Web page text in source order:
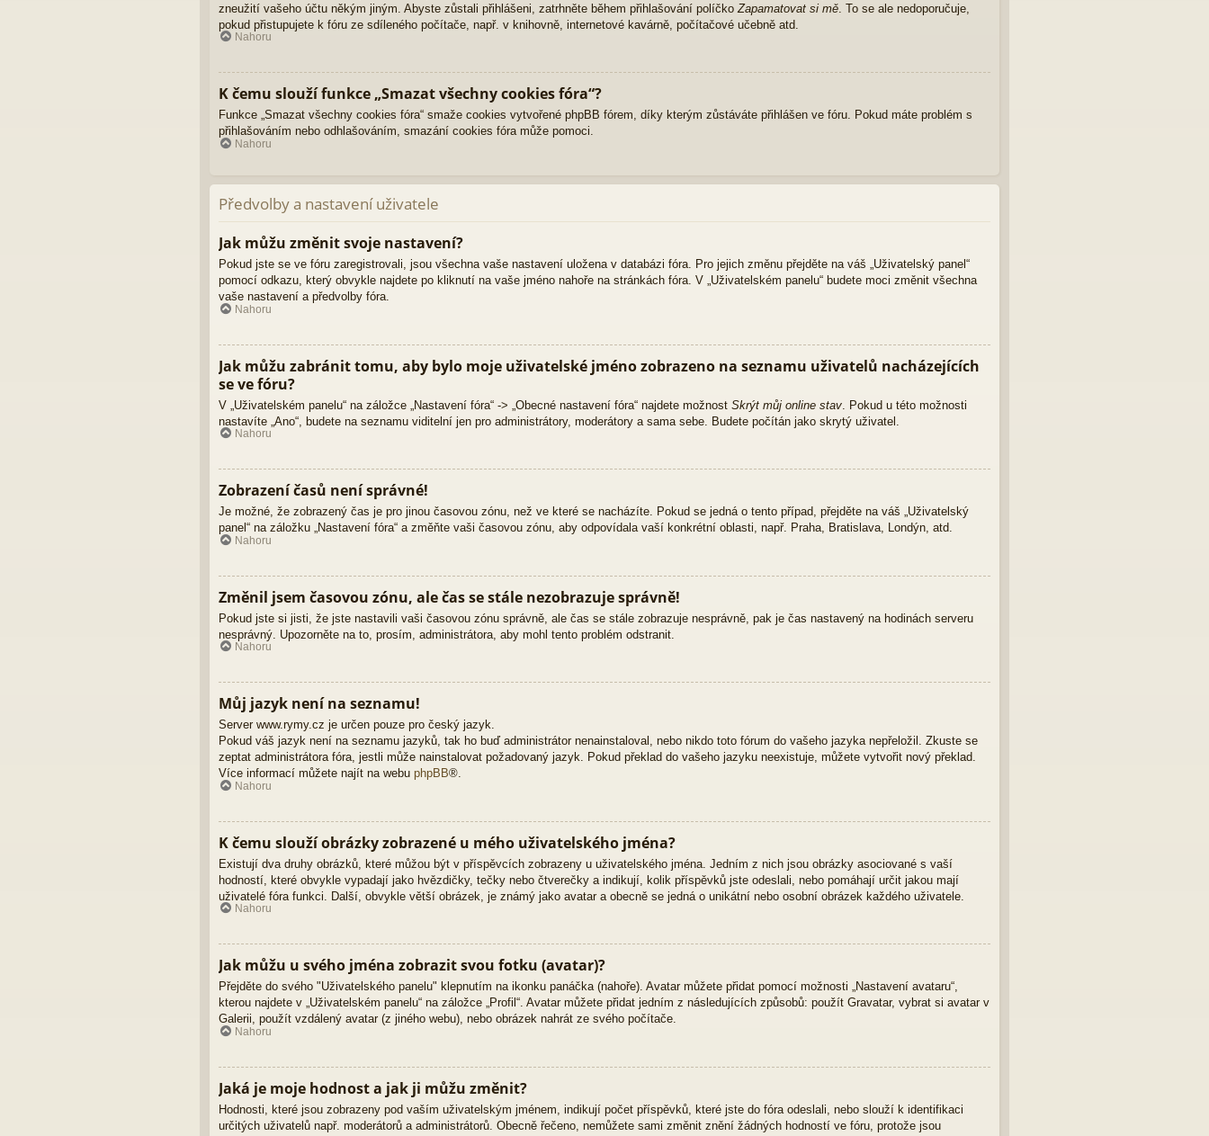
zneužití vašeho účtu někým jiným. Abyste zůstali přihlášeni, zatrhněte během přihlašování políčko Zapamatovat si mě . To se ale nedoporučuje,
pokud přistupujete k fóru ze sdíleného počítače, např. v knihovně, internetové kavárně, počítačové učebně atd.
Nahoru
K čemu slouží funkce „Smazat všechny cookies fóra“?
Funkce „Smazat všechny cookies fóra“ smaže cookies vytvořené phpBB fórem, díky kterým zůstáváte přihlášen ve fóru. Pokud máte problém s
přihlašováním nebo odhlašováním, smazání cookies fóra může pomoci.
Nahoru
Předvolby a nastavení uživatele
Jak můžu změnit svoje nastavení?
Pokud jste se ve fóru zaregistrovali, jsou všechna vaše nastavení uložena v databázi fóra. Pro jejich změnu přejděte na váš „Uživatelský panel“
pomocí odkazu, který obvykle najdete po kliknutí na vaše jméno nahoře na stránkách fóra. V „Uživatelském panelu“ budete moci změnit všechna
vaše nastavení a předvolby fóra.
Nahoru
Jak můžu zabránit tomu, aby bylo moje uživatelské jméno zobrazeno na seznamu uživatelů nacházejících
se ve fóru?
V „Uživatelském panelu“ na záložce „Nastavení fóra“ -> „Obecné nastavení fóra“ najdete možnost Skrýt můj online stav . Pokud u této možnosti
nastavíte „Ano“, budete na seznamu viditelní jen pro administrátory, moderátory a sama sebe. Budete počítán jako skrytý uživatel.
Nahoru
Zobrazení časů není správné!
Je možné, že zobrazený čas je pro jinou časovou zónu, než ve které se nacházíte. Pokud se jedná o tento případ, přejděte na váš „Uživatelský
panel“ na záložku „Nastavení fóra“ a změňte vaši časovou zónu, aby odpovídala vaší konkrétní oblasti, např. Praha, Bratislava, Londýn, atd.
Nahoru
Změnil jsem časovou zónu, ale čas se stále nezobrazuje správně!
Pokud jste si jisti, že jste nastavili vaši časovou zónu správně, ale čas se stále zobrazuje nesprávně, pak je čas nastavený na hodinách serveru
nesprávný. Upozorněte na to, prosím, administrátora, aby mohl tento problém odstranit.
Nahoru
Můj jazyk není na seznamu!
Server www.rymy.cz je určen pouze pro český jazyk.
Pokud váš jazyk není na seznamu jazyků, tak ho buď administrátor nenainstaloval, nebo nikdo toto fórum do vašeho jazyka nepřeložil. Zkuste se
zeptat administrátora fóra, jestli může nainstalovat požadovaný jazyk. Pokud překlad do vašeho jazyku neexistuje, můžete vytvořit nový překlad.
Více informací můžete najít na webu phpBB®.
Nahoru
K čemu slouží obrázky zobrazené u mého uživatelského jména?
Existují dva druhy obrázků, které můžou být v příspěvcích zobrazeny u uživatelského jména. Jedním z nich jsou obrázky asociované s vaší
hodností, které obvykle vypadají jako hvězdičky, tečky nebo čtverečky a indikují, kolik příspěvků jste odeslali, nebo pomáhají určit jakou mají
uživatelé fóra funkci. Další, obvykle větší obrázek, je známý jako avatar a obecně se jedná o unikátní nebo osobní obrázek každého uživatele.
Nahoru
Jak můžu u svého jména zobrazit svou fotku (avatar)?
Přejděte do svého "Uživatelského panelu" klepnutím na ikonku panáčka (nahoře). Avatar můžete přidat pomocí možnosti „Nastavení avataru“,
kterou najdete v „Uživatelském panelu“ na záložce „Profil“. Avatar můžete přidat jedním z následujících způsobů: použít Gravatar, vybrat si avatar v
Galerii, použít vzdálený avatar (z jiného webu), nebo obrázek nahrát ze svého počítače.
Nahoru
Jaká je moje hodnost a jak ji můžu změnit?
Hodnosti, které jsou zobrazeny pod vaším uživatelským jménem, indikují počet příspěvků, které jste do fóra odeslali, nebo slouží k identifikaci
určitých uživatelů např. moderátorů a administrátorů. Obecně řečeno, nemůžete sami změnit znění žádných hodností ve fóru, protože jsou